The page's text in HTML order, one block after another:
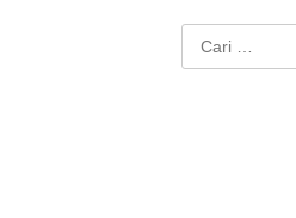
Cari
untuk: